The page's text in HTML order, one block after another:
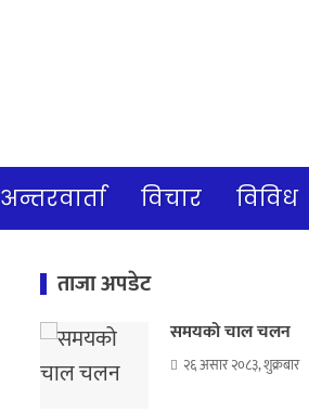
अन्तरवार्ता विचार विविध
ताजा अपडेट
समयको चाल चलन
२६ असार २०८३, शुक्रबार